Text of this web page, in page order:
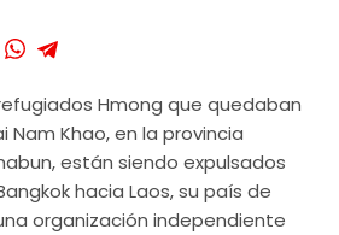
Hmong que quedaban
Nam Khao, en la provincia
están siendo expulsados
hacia Laos, su país de
organización independiente